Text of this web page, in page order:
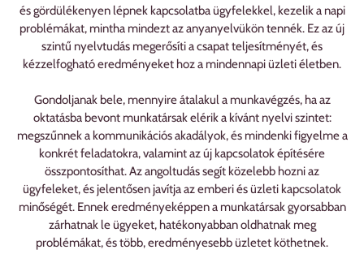
és gördülékenyen lépnek kapcsolatba ügyfelekkel, kezelik a napi
problémákat, mintha mindezt az anyanyelvükön tennék. Ez az új
szintű nyelvtudás megerősíti a csapat teljesítményét, és
kézzelfogható eredményeket hoz a mindennapi üzleti életben.
Gondoljanak bele, mennyire átalakul a munkavégzés, ha az
oktatásba bevont munkatársak elérik a kívánt nyelvi szintet:
megszűnnek a kommunikációs akadályok, és mindenki figyelme a
konkrét feladatokra, valamint az új kapcsolatok építésére
összpontosíthat. Az angoltudás segít közelebb hozni az
ügyfeleket, és jelentősen javítja az emberi és üzleti kapcsolatok
minőségét. Ennek eredményeképpen a munkatársak gyorsabban
zárhatnak le ügyeket, hatékonyabban oldhatnak meg
problémákat, és több, eredményesebb üzletet köthetnek.